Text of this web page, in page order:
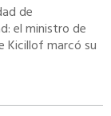
de
el ministro de
Kicillof marcó su